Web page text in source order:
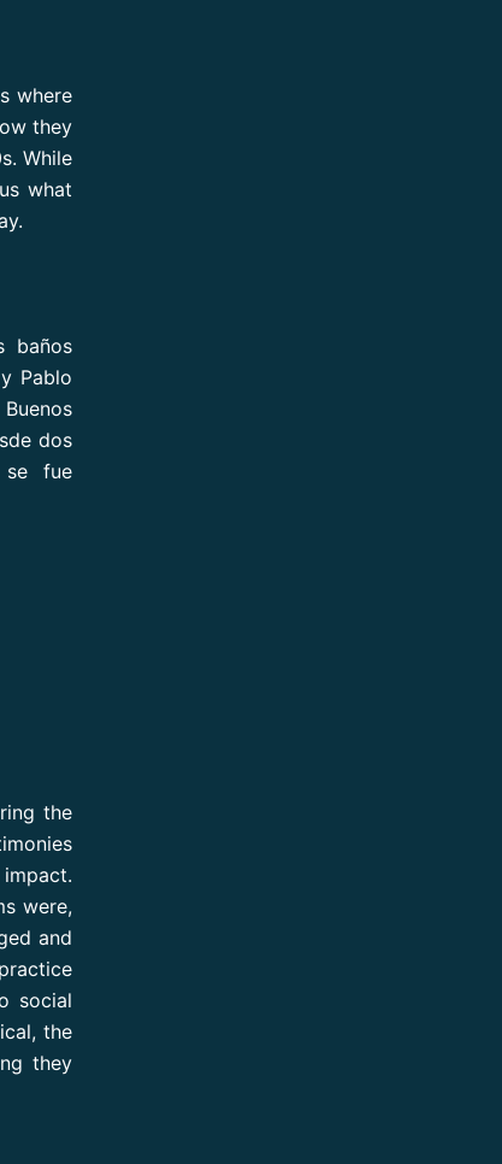
where
they
While
what
baños
Pablo
dos
se fue
the
were,
and
social
the
they